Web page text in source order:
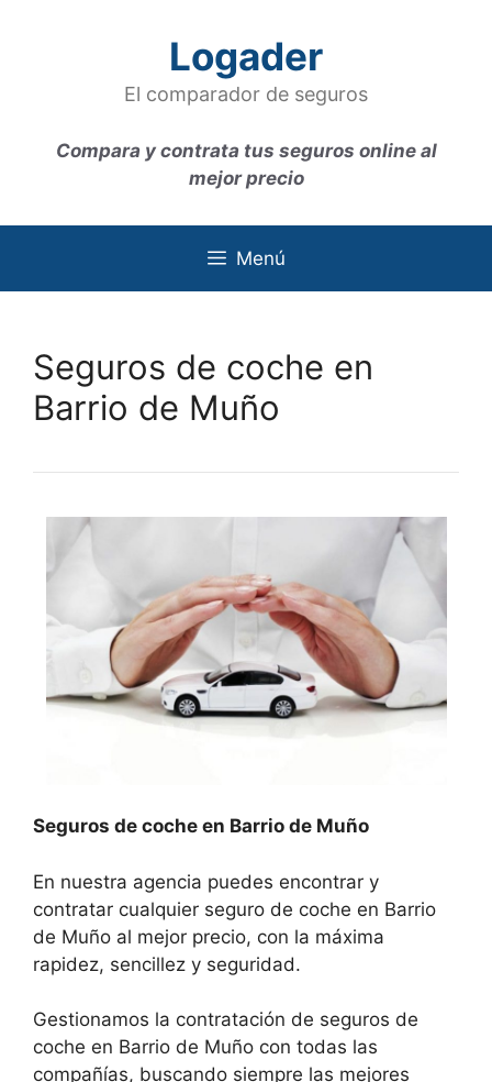
Logader
El comparador de seguros
Compara y contrata tus seguros online al
mejor precio
Menú
Seguros de coche en
Barrio de Muño
Seguros de coche en Barrio de Muño
En nuestra agencia puedes encontrar y
contratar cualquier seguro de coche en Barrio
de Muño al mejor precio, con la máxima
rapidez, sencillez y seguridad.
Gestionamos la contratación de seguros de
coche en Barrio de Muño con todas las
compañías, buscando siempre las mejores